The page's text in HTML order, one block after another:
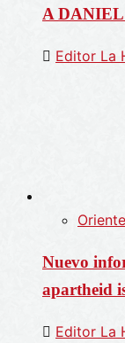
A
Editor La
Nuevo
apartheid
Editor La